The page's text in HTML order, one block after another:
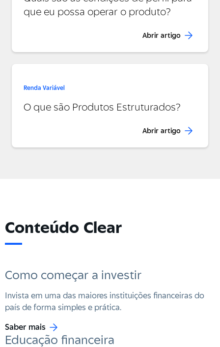
que eu possa operar o produto?
Abrir artigo
Renda Variável
O que são Produtos Estruturados?
Abrir artigo
Conteúdo Clear
Como começar a investir
Invista em uma das maiores instituições financeiras do
país de forma simples e prática.
Saber mais
Educação financeira